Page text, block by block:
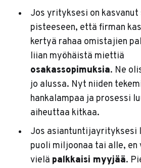
Jos yrityksesi on kasvanut
pisteeseen, että firman
kertyä rahaa omistajien
liian myöhäistä miettiä
osakassopimuksia. Ne
jo alussa. Nyt niiden
hankalampaa ja prosessi
aiheuttaa kitkaa.
Jos asiantuntijayrityksesi
puoli miljoonaa tai alle,
vielä palkkaisi myyjää.